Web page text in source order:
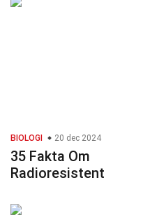
BIOLOGI 20 dec 2024
35 Fakta Om
Radioresistent